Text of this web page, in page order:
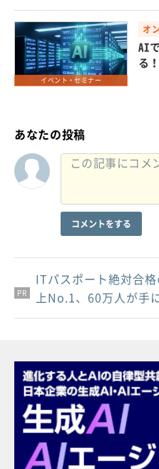
イベント・セミナー
オ
AI
る
あなたの投稿
コメントをする
PR
PR
PR
ITパスポート絶対合
上No.1、60万人が手